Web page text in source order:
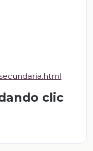
clic